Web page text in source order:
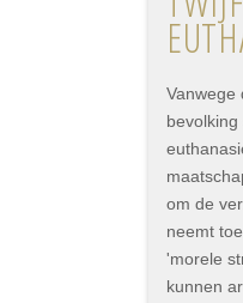
Vanwege
om de
neemt
'morele
kunnen